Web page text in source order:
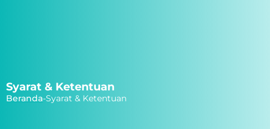
Syarat & Ketentuan
Beranda-Syarat & Ketentuan